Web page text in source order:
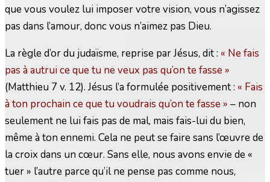
que vous voulez lui imposer votre vision, vous n’agissez
pas dans l’amour, donc vous n’aimez pas Dieu.
La règle d’or du judaïsme, reprise par Jésus, dit : « Ne fais
pas à autrui ce que tu ne veux pas qu’on te fasse »
(Matthieu 7 v. 12). Jésus l’a formulée positivement : « Fais
à ton prochain ce que tu voudrais qu’on te fasse » – non
seulement ne lui fais pas de mal, mais fais-lui du bien,
même à ton ennemi. Cela ne peut se faire sans l’œuvre de
la croix dans un cœur. Sans elle, nous avons envie de «
tuer » l’autre parce qu’il ne pense pas comme nous,